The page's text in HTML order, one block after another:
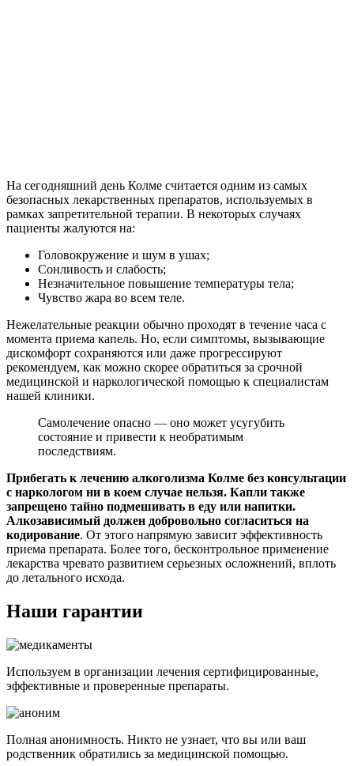
На сегодняшний день Колме считается одним из самых
безопасных лекарственных препаратов, используемых в
рамках запретительной терапии. В некоторых случаях
пациенты жалуются на:
Головокружение и шум в ушах;
Сонливость и слабость;
Незначительное повышение температуры тела;
Чувство жара во всем теле.
Нежелательные реакции обычно проходят в течение часа с
момента приема капель. Но, если симптомы, вызывающие
дискомфорт сохраняются или даже прогрессируют
рекомендуем, как можно скорее обратиться за срочной
медицинской и наркологической помощью к специалистам
нашей клиники.
Самолечение опасно — оно может усугубить
состояние и привести к необратимым
последствиям.
Прибегать к лечению алкоголизма Колме без консультации
с наркологом ни в коем случае нельзя. Капли также
запрещено тайно подмешивать в еду или напитки.
Алкозависимый должен добровольно согласиться на
кодирование. От этого напрямую зависит эффективность
приема препарата. Более того, бесконтрольное применение
лекарства чревато развитием серьезных осложнений, вплоть
до летального исхода.
Наши гарантии
Используем в организации лечения сертифицированные,
эффективные и проверенные препараты.
Полная анонимность. Никто не узнает, что вы или ваш
родственник обратились за медицинской помощью.